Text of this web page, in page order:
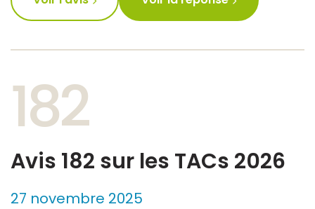
182
Avis 182 sur les TACs 2026
27 novembre 2025